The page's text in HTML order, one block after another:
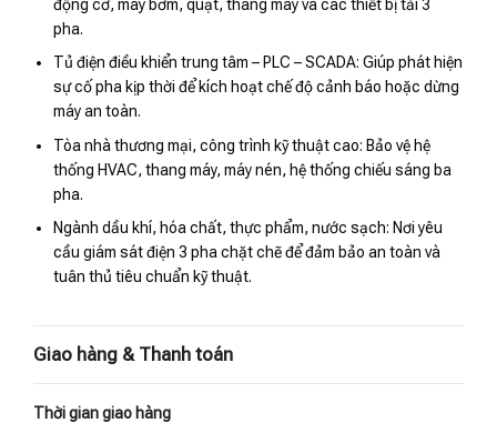
động cơ, máy bơm, quạt, thang máy và các thiết bị tải 3
pha.
Tủ điện điều khiển trung tâm – PLC – SCADA: Giúp phát hiện
sự cố pha kịp thời để kích hoạt chế độ cảnh báo hoặc dừng
máy an toàn.
Tòa nhà thương mại, công trình kỹ thuật cao: Bảo vệ hệ
thống HVAC, thang máy, máy nén, hệ thống chiếu sáng ba
pha.
Ngành dầu khí, hóa chất, thực phẩm, nước sạch: Nơi yêu
cầu giám sát điện 3 pha chặt chẽ để đảm bảo an toàn và
tuân thủ tiêu chuẩn kỹ thuật.
Giao hàng & Thanh toán
Thời gian giao hàng